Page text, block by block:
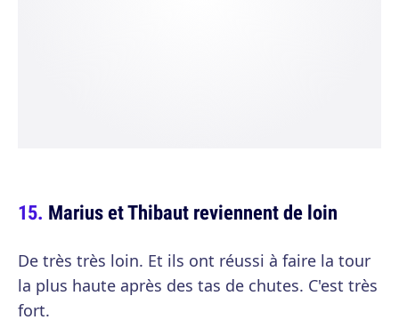
Marius et Thibaut reviennent de loin
De très très loin. Et ils ont réussi à faire la tour
la plus haute après des tas de chutes. C'est très
fort.